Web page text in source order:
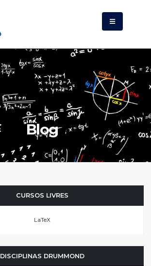
Blog
CURSOS LIVRES
LaTeX
DISCIPLINAS DRUMMOND